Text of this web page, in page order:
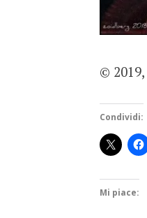
© 2019,
Condividi:
Mi piace: